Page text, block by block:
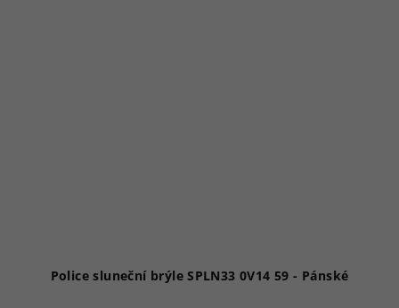
Police sluneční brýle SPLN33 0V14 59 - Pánské